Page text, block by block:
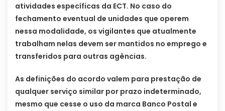
atividades específicas da ECT. No caso do
fechamento eventual de unidades que operem
nessa modalidade, os vigilantes que atualmente
trabalham nelas devem ser mantidos no emprego e
transferidos para outras agências.
As definições do acordo valem para prestação de
qualquer serviço similar por prazo indeterminado,
mesmo que cesse o uso da marca Banco Postal e